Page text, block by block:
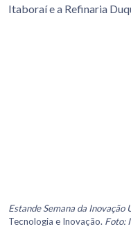
Itaboraí e a Refinaria
Estande Semana da Inovação
Tecnologia e Inovação. Foto: